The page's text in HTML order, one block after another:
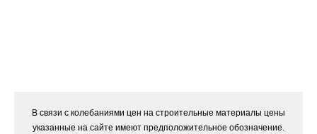
В связи с колебаниями цен на строительные материалы цены
указанные на сайте имеют предположительное обозначение.